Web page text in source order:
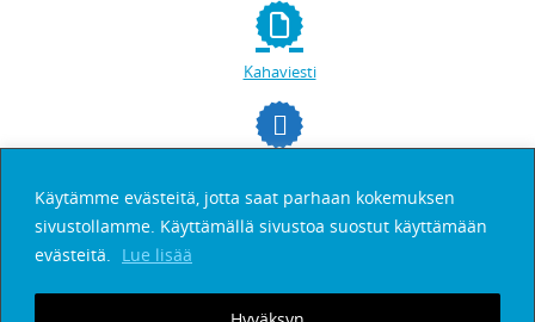
Käytämme evästeitä, jotta saat parhaan kokemuksen
sivustollamme. Käyttämällä sivustoa suostut käyttämään
evästeitä.
Lue lisää
Kahaviesti